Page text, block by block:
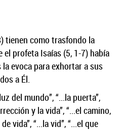
tienen como trasfondo la
el profeta Isaías (5, 1-7) había
evoca para exhortar a sus
a Él.
del mundo”, “...la puerta”,
y la vida”, “...el camino,
vida”, “...la vid”, “...el que